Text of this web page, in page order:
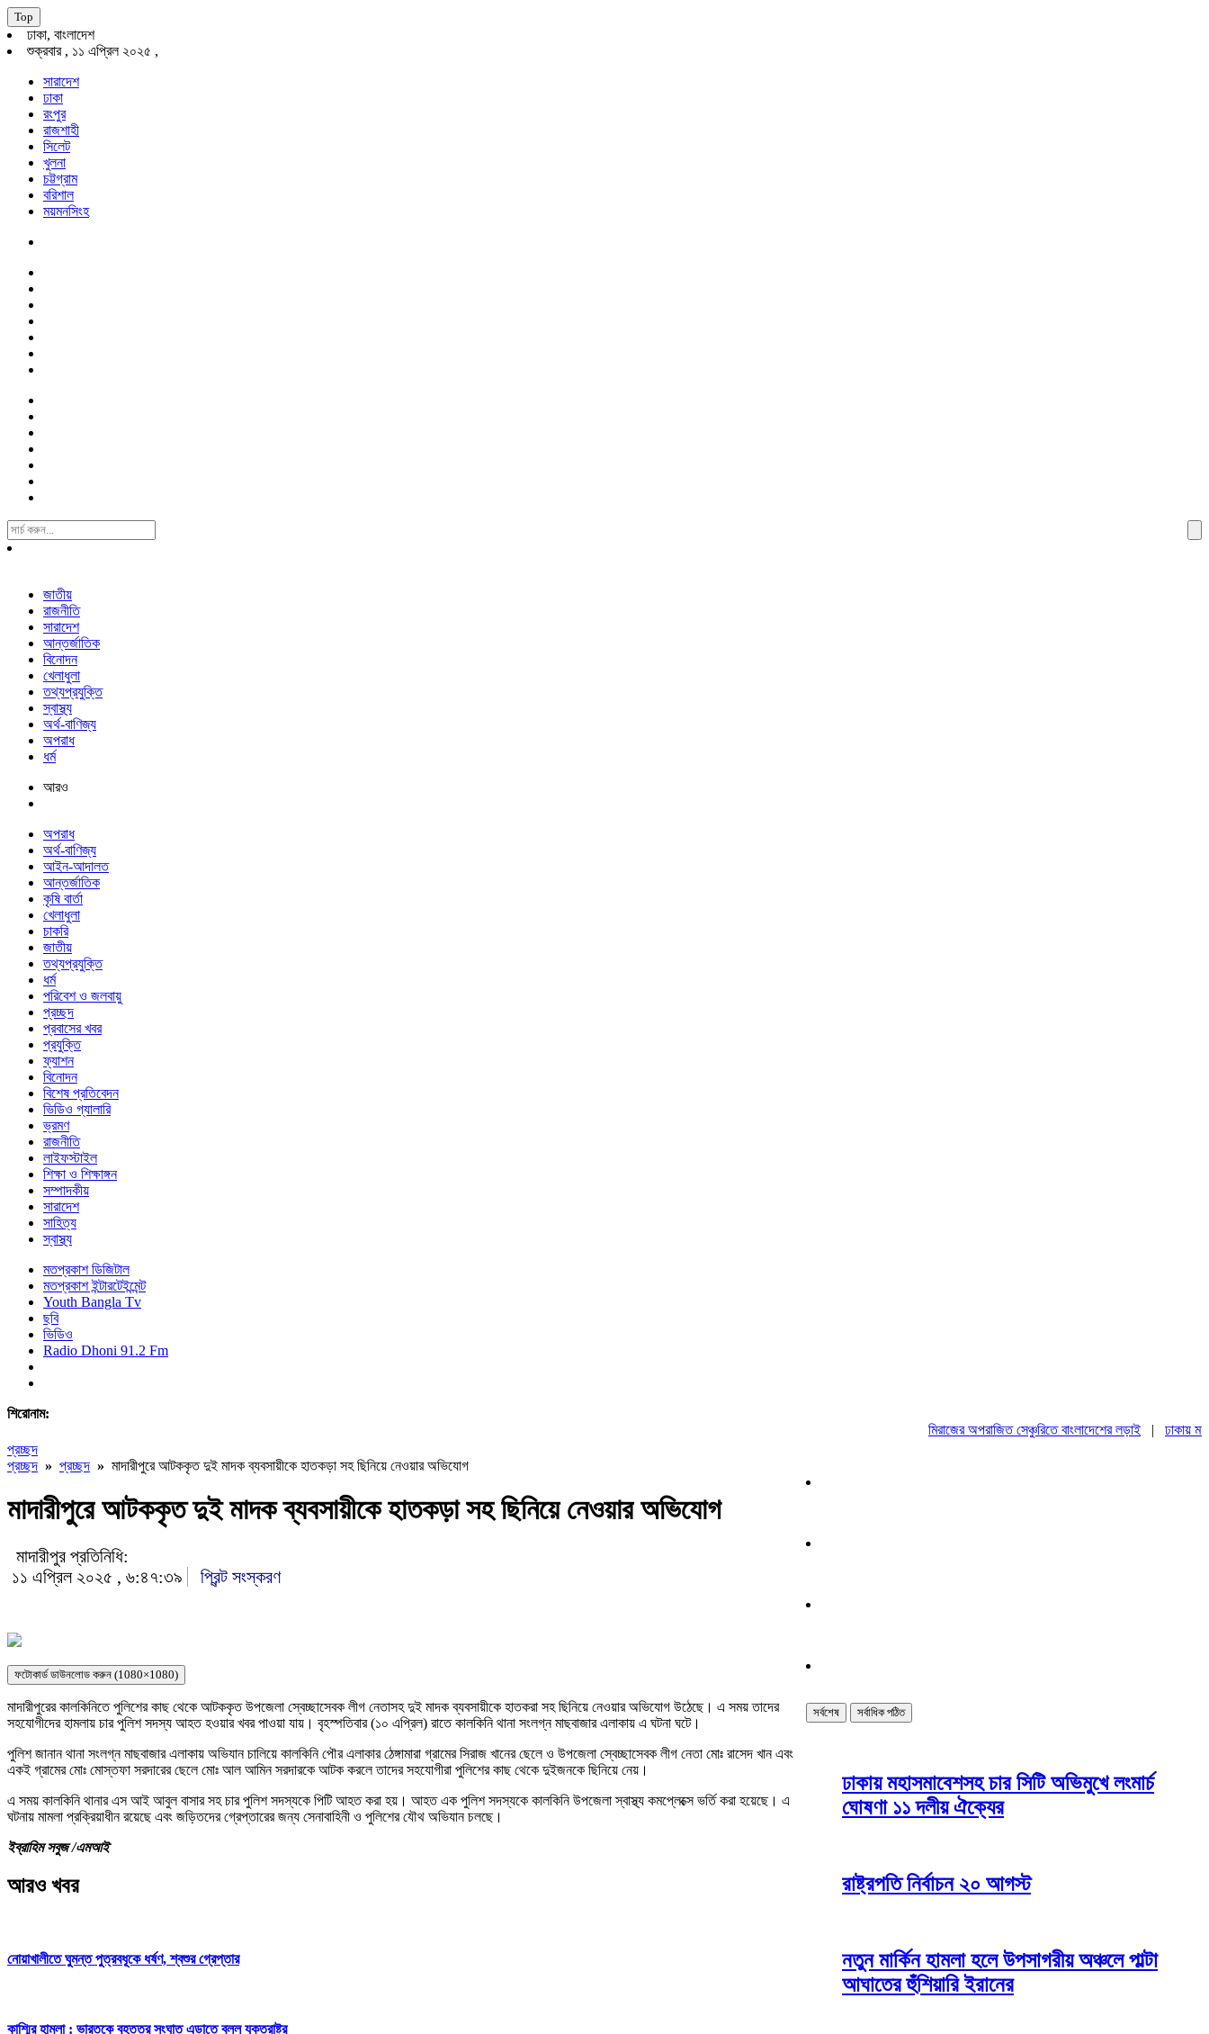
Top
ঢাকা, বাংলাদেশ
শুক্রবার , ১১ এপ্রিল ২০২৫ ,
সারাদেশ
ঢাকা
রংপুর
রাজশাহী
সিলেট
খুলনা
চট্টগ্রাম
বরিশাল
ময়মনসিংহ
Search
For:
জাতীয়
রাজনীতি
সারাদেশ
আন্তর্জাতিক
বিনোদন
খেলাধুলা
তথ্যপ্রযুক্তি
স্বাস্থ্য
অর্থ-বাণিজ্য
অপরাধ
ধর্ম
আরও
অপরাধ
অর্থ-বাণিজ্য
আইন-আদালত
আন্তর্জাতিক
কৃষি বার্তা
খেলাধুলা
চাকরি
জাতীয়
তথ্যপ্রযুক্তি
ধর্ম
পরিবেশ ও জলবায়ু
প্রচ্ছদ
প্রবাসের খবর
প্রযুক্তি
ফ্যাশন
বিনোদন
বিশেষ প্রতিবেদন
ভিডিও গ্যালারি
ভ্রমণ
রাজনীতি
লাইফস্টাইল
শিক্ষা ও শিক্ষাঙ্গন
সম্পাদকীয়
সারাদেশ
সাহিত্য
স্বাস্থ্য
মতপ্রকাশ ডিজিটাল
মতপ্রকাশ ইন্টারটেইন্মেন্ট
Youth Bangla Tv
ছবি
ভিডিও
Radio Dhoni 91.2 Fm
শিরোনাম:
মিরাজের অপরাজিত সেঞ্চুরিতে বাংলাদেশের লড়াই|ঢাকায়
প্রচ্ছদ
প্রচ্ছদ » প্রচ্ছদ » মাদারীপুরে আটককৃত দুই মাদক ব্যবসায়ীকে হাতকড়া সহ ছিনিয়ে নেওয়ার অভিযোগ
মাদারীপুরে আটককৃত দুই মাদক ব্যবসায়ীকে হাতকড়া সহ ছিনিয়ে নেওয়ার অভিযোগ
মাদারীপুর প্রতিনিধি:
১১ এপ্রিল ২০২৫ , ৬:৪৭:৩৯
প্রিন্ট সংস্করণ
ফটোকার্ড ডাউনলোড করুন (1080×1080)
মাদারীপুরের কালকিনিতে পুলিশের কাছ থেকে আটককৃত উপজেলা স্বেচ্ছাসেবক লীগ নেতাসহ দুই মাদক ব্যবসায়ীকে হাতকরা সহ ছিনিয়ে নেওয়ার অভিযোগ উঠেছে। এ সময় তাদের
সহযোগীদের হামলায় চার পুলিশ সদস্য আহত হওয়ার খবর পাওয়া যায়। বৃহস্পতিবার (১০ এপ্রিল) রাতে কালকিনি থানা সংলগ্ন মাছবাজার এলাকায় এ ঘটনা ঘটে।
পুলিশ জানান থানা সংলগ্ন মাছবাজার এলাকায় অভিযান চালিয়ে কালকিনি পৌর এলাকার ঠেঙ্গামারা গ্রামের সিরাজ খানের ছেলে ও উপজেলা স্বেচ্ছাসেবক লীগ নেতা মোঃ রাসেদ খান এবং
একই গ্রামের মোঃ মোস্তফা সরদারের ছেলে মোঃ আল আমিন সরদারকে আটক করলে তাদের সহযোগীরা পুলিশের কাছ থেকে দুইজনকে ছিনিয়ে নেয়।
এ সময় কালকিনি থানার এস আই আবুল বাসার সহ চার পুলিশ সদস্যকে পিটি আহত করা হয়। আহত এক পুলিশ সদস্যকে কালকিনি উপজেলা স্বাস্থ্য কমপ্লেক্সে ভর্তি করা হয়েছে। এ
ঘটনায় মামলা প্রক্রিয়াধীন রয়েছে এবং জড়িতদের গ্রেপ্তারের জন্য সেনাবাহিনী ও পুলিশের যৌথ অভিযান চলছে।
ইব্রাহিম সবুজ /এমআই
আরও খবর
নোয়াখালীতে ঘুমন্ত পুত্রবধূকে ধর্ষণ, শ্বশুর গ্রেপ্তার
কাশ্মির হামলা : ভারতকে বৃহত্তর সংঘাত এড়াতে বলল যুক্তরাষ্ট্র
সর্বশেষ সর্বাধিক পঠিত
ঢাকায় মহাসমাবেশসহ চার সিটি অভিমুখে লংমার্চ
ঘোষণা ১১ দলীয় ঐক্যের
রাষ্ট্রপতি নির্বাচন ২০ আগস্ট
নতুন মার্কিন হামলা হলে উপসাগরীয় অঞ্চলে পাল্টা
আঘাতের হুঁশিয়ারি ইরানের